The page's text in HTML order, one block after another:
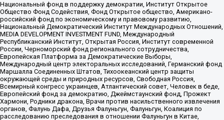
Национальный фонд в поддержку демократии, Институт Открытое
Общество Фонд Содействия, Фонд Открытое общество, Американо-
российский фонд по экономическому и правовому развитию,
Национальный Демократический Институт Международных Отношений,
MEDIA DEVELOPMENT INVESTMENT FUND, Международный
Республиканский Институт, Открытая Россия, Институт современной
России, Черноморский фонд регионального сотрудничества,
Европейская Платформа за Демократические Выборы,
Международный центр электоральных исследований, Германский фонд
Маршалла Соединенных Штатов, Тихоокеанский центр защиты
окружающей среды и природных ресурсов, Свободная Россия,
Всемирный конгресс украинцев, Атлантический совет, Человек в беде,
Европейский фонд за демократию, Джеймстаунский фонд, Прожект
Хармони, Родники дракона, Врачи против насильственного извлечения
органов, Фалунь Дафа, Друзья Фалуньгун, Фалуньгун, Коалиция по
расследованию преследования в отношении Фалуньгун в Китае,